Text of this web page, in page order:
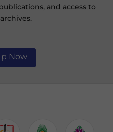
and access to
Now